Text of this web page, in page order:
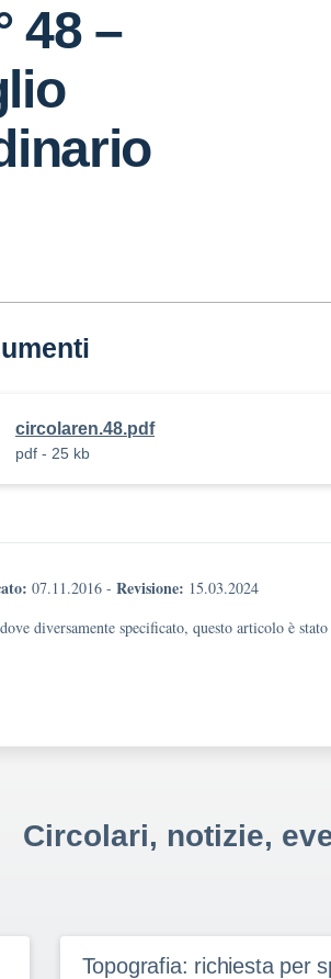
48 –
circolaren.48.pdf
pdf - 25 kb
07.11.2016 - Revisione: 15.03.2024
diversamente specificato, questo articolo è
Circolari, notizie,
Topografia: richiesta per